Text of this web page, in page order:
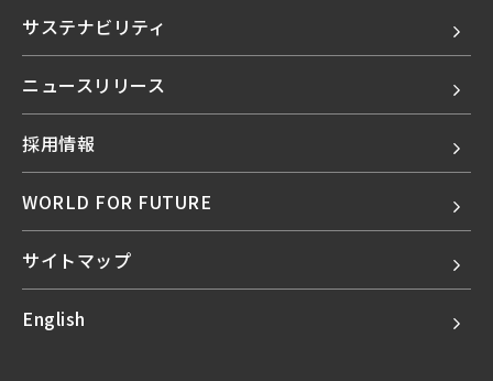
サステナビリティ
ニュースリリース
採用情報
WORLD FOR FUTURE
サイトマップ
English